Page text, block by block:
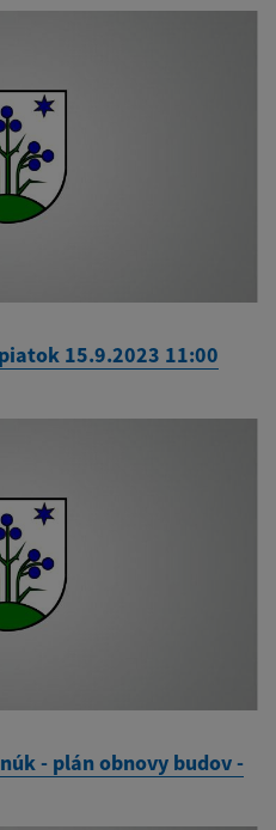
15.9.2023 11:00
- plán obnovy budov -